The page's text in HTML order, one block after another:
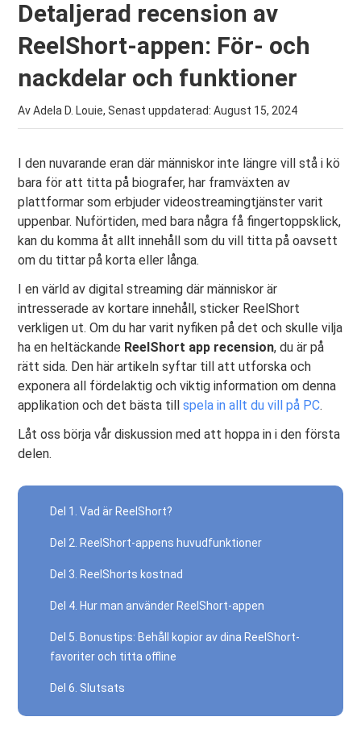
Detaljerad recension av
ReelShort-appen: För- och
nackdelar och funktioner
Av Adela D. Louie, Senast uppdaterad:August 15, 2024
I den nuvarande eran där människor inte längre vill stå i kö
bara för att titta på biografer, har framväxten av
plattformar som erbjuder videostreamingtjänster varit
uppenbar. Nuförtiden, med bara några få fingertoppsklick,
kan du komma åt allt innehåll som du vill titta på oavsett
om du tittar på korta eller långa.
I en värld av digital streaming där människor är
intresserade av kortare innehåll, sticker ReelShort
verkligen ut. Om du har varit nyfiken på det och skulle vilja
ha en heltäckande ReelShort app recension, du är på
rätt sida. Den här artikeln syftar till att utforska och
exponera all fördelaktig och viktig information om denna
applikation och det bästa tillspela in allt du vill på PC.
Låt oss börja vår diskussion med att hoppa in i den första
delen.
Del 1. Vad är ReelShort?
Del 2. ReelShort-appens huvudfunktioner
Del 3. ReelShorts kostnad
Del 4. Hur man använder ReelShort-appen
Del 5. Bonustips: Behåll kopior av dina ReelShort-
favoriter och titta offline
Del 6. Slutsats